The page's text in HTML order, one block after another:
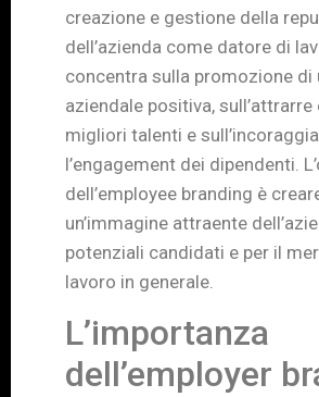
creazione e gestione della
dell’azienda come datore di
concentra sulla promozione di
aziendale positiva,
migliori talenti e
l’engagement dei dipendenti.
dell’employee branding è
un’immagine attraente
potenziali candidati e per il
lavoro in generale.
L’importanza
dell’employer